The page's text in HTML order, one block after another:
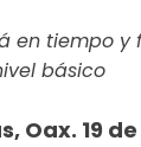
en tiempo
básico
Oax. 19